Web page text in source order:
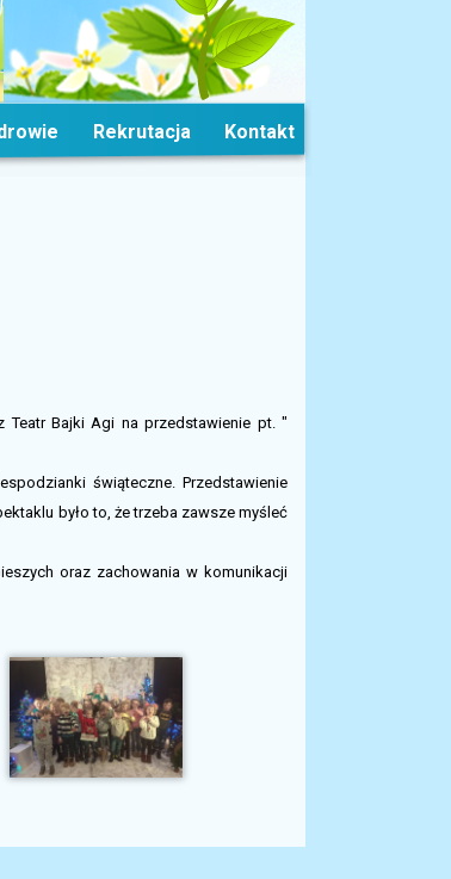
Rekrutacja Kontakt
Teatr Bajki Agi na przedstawienie pt. "
świąteczne. Przedstawienie
było to, że trzeba zawsze myśleć
oraz zachowania w komunikacji